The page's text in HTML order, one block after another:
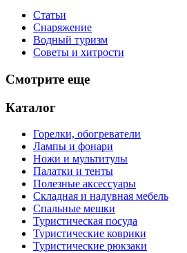
Статьи
Снаряжение
Водный туризм
Советы и хитрости
Смотрите еще
Каталог
Горелки, обогреватели
Лампы и фонари
Ножи и мультитулы
Палатки и тенты
Полезные аксессуары
Складная и надувная мебель
Спальные мешки
Туристическая посуда
Туристические коврики
Туристические рюкзаки